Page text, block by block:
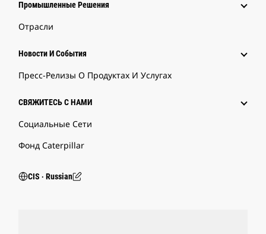
Промышленные Решения
Отрасли
Новости И События
Пресс-Релизы О Продуктах И Услугах
СВЯЖИТЕСЬ С НАМИ
Социальные Сети
Фонд Caterpillar
CIS ‧ Russian